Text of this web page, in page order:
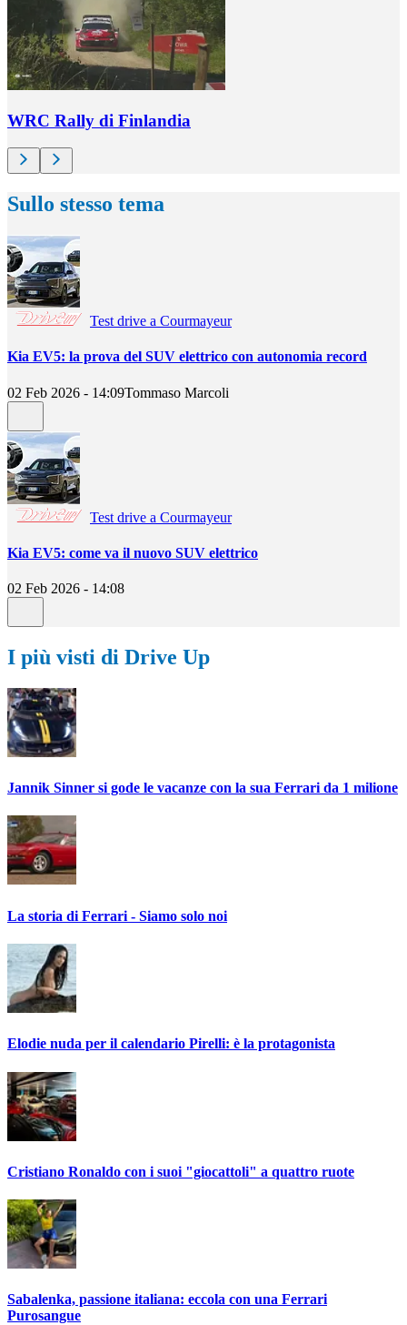
WRC Rally di Finlandia
Sullo stesso tema
Test drive a Courmayeur
Kia EV5: la prova del SUV elettrico con autonomia record
02 Feb 2026 - 14:09Tommaso Marcoli
Test drive a Courmayeur
Kia EV5: come va il nuovo SUV elettrico
02 Feb 2026 - 14:08
I più visti di Drive Up
Jannik Sinner si gode le vacanze con la sua Ferrari da 1 milione
La storia di Ferrari - Siamo solo noi
Elodie nuda per il calendario Pirelli: è la protagonista
Cristiano Ronaldo con i suoi "giocattoli" a quattro ruote
Sabalenka, passione italiana: eccola con una Ferrari
Purosangue